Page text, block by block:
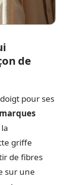
de
pour ses
marques
griffe
de fibres
sur une